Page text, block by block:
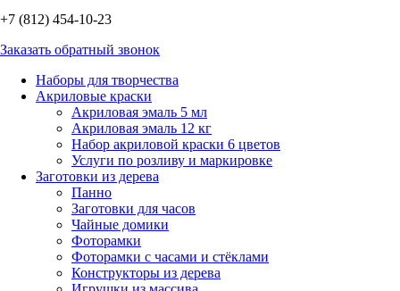
+7 (812) 454-10-23
Заказать обратный звонок
Наборы для творчества
Акриловые краски
Акриловая эмаль 5 мл
Акриловая эмаль 12 кг
Набор акриловой краски 6 цветов
Услуги по розливу и маркировке
Заготовки из дерева
Панно
Заготовки для часов
Чайные домики
Фоторамки
Фоторамки с часами и стёклами
Конструкторы из дерева